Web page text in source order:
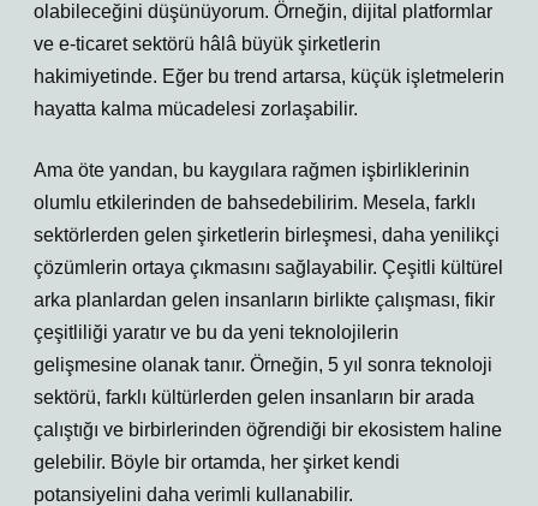
olabileceğini düşünüyorum. Örneğin, dijital platformlar
ve e-ticaret sektörü hâlâ büyük şirketlerin
hakimiyetinde. Eğer bu trend artarsa, küçük işletmelerin
hayatta kalma mücadelesi zorlaşabilir.
Ama öte yandan, bu kaygılara rağmen işbirliklerinin
olumlu etkilerinden de bahsedebilirim. Mesela, farklı
sektörlerden gelen şirketlerin birleşmesi, daha yenilikçi
çözümlerin ortaya çıkmasını sağlayabilir. Çeşitli kültürel
arka planlardan gelen insanların birlikte çalışması, fikir
çeşitliliği yaratır ve bu da yeni teknolojilerin
gelişmesine olanak tanır. Örneğin, 5 yıl sonra teknoloji
sektörü, farklı kültürlerden gelen insanların bir arada
çalıştığı ve birbirlerinden öğrendiği bir ekosistem haline
gelebilir. Böyle bir ortamda, her şirket kendi
potansiyelini daha verimli kullanabilir.